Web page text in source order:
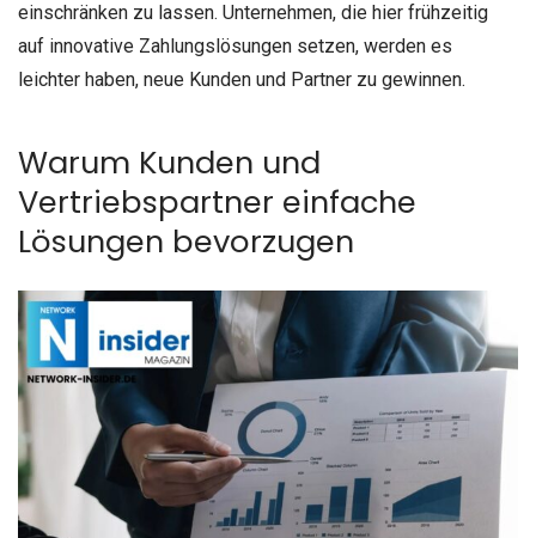
einschränken zu lassen. Unternehmen, die hier frühzeitig
auf innovative Zahlungslösungen setzen, werden es
leichter haben, neue Kunden und Partner zu gewinnen.
Warum Kunden und
Vertriebspartner einfache
Lösungen bevorzugen